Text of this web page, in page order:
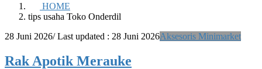
HOME
tips usaha Toko Onderdil
28 Juni 2026/ Last updated : 28 Juni 2026Aksesoris Minimarket
Rak Apotik Merauke